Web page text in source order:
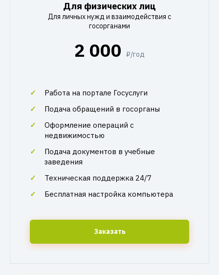
Для физических лиц
Для личных нужд и взаимодействия с
госорганами
2 000 ₽/год
Работа на портале Госуслуги
Подача обращений в госорганы
Оформление операций с
недвижимостью
Подача документов в учебные
заведения
Техническая поддержка 24/7
Бесплатная настройка компьютера
Заказать